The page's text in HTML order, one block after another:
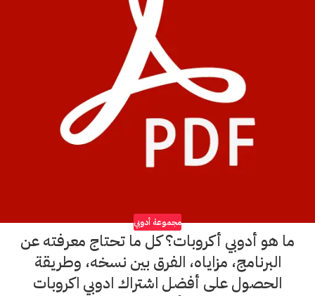
مجموعة أدوبي
ما هو أدوبي أكروبات؟ كل ما تحتاج معرفته عن
البرنامج، مزاياه، الفرق بين نسخه، وطريقة
الحصول على أفضل اشتراك ادوبي اكروبات